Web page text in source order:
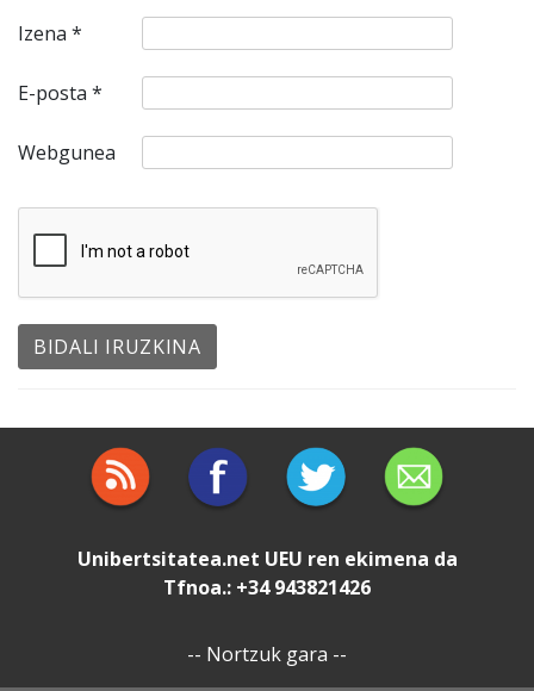
Izena *
E-posta *
Webgunea
Unibertsitatea.net UEU ren ekimena da
Tfnoa.: +34 943821426
-- Nortzuk gara --